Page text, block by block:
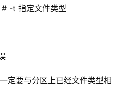
t 指定文件类型
要与分区上已经文件类型相